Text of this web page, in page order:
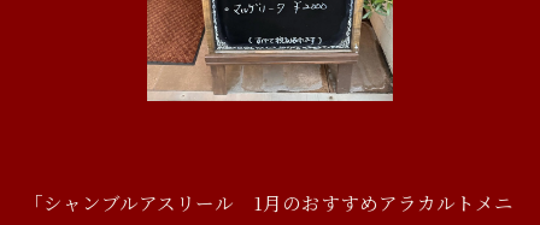
「シャンブルアスリール 1月のおすすめアラカルトメニ